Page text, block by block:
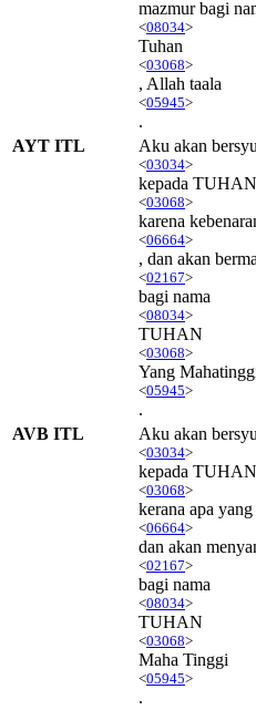
mazmur bagi
<08034>
Tuhan
<03068>
, Allah taala
<05945>
.
AYT ITL
Aku akan
<03034>
kepada TUHAN
<03068>
karena
<06664>
, dan akan
<02167>
bagi nama
<08034>
TUHAN
<03068>
Yang
<05945>
.
AVB ITL
Aku akan
<03034>
kepada TUHAN
<03068>
kerana apa
<06664>
dan akan
<02167>
bagi nama
<08034>
TUHAN
<03068>
Maha Tinggi
<05945>
.